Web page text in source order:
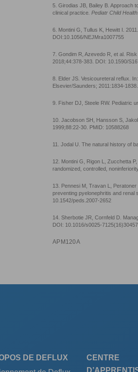
5. Girodias JB, Bailey B. Approach
clinical practice . Pediatr Child Health
6. Montini G, Tullus K, Hewitt I.
DOI:10.1056/NEJMra1007755
7. Gondim R, Azevedo R, et al.
2018;44:378-383. DOI: 10.1590/
8. Elder JS. Vesicoureteral reflux.
Elsevier/Saunders; 2011:1834-1838.
9. Fisher DJ, Steele RW. Pediatric
10. Jacobson SH, Hansson S,
1999;88:22-30. PMID: 10588268
11. Jodal U. The natural history of
12. Montini G, Rigon L, Zucchetta
randomized, controlled,
13. Pennesi M, Travan L,
preventing pyelonephritis and renal
10.1542/peds.2007-2652
14. Sherbotie JR, Cornfeld D.
DOI: 10.1016/s0025-
APM120A
DE DEFLUX
CENTRE